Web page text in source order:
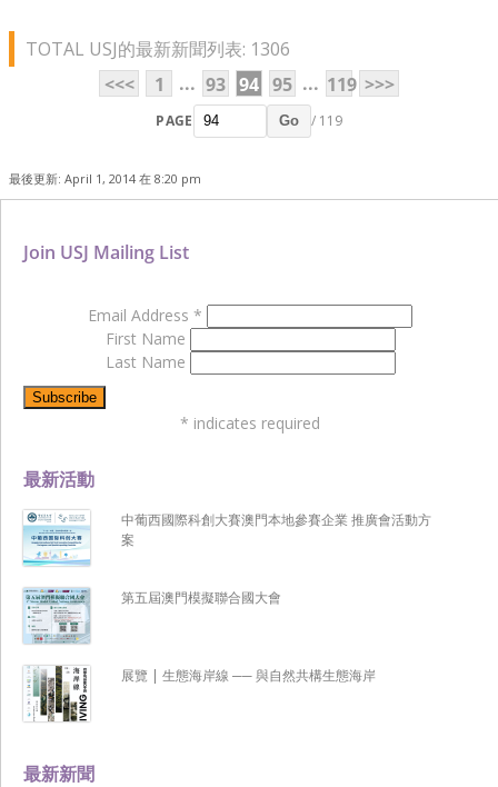
TOTAL USJ的最新新聞列表: 1306
<<<
1 ... 93 94 95 ... 119 >>>
PAGE Go / 119
最後更新: April 1, 2014 在 8:20 pm
最新新聞
最新活動
中葡西國際科創大賽澳門本地參賽企業 推廣會活動方
案
第五屆澳門模擬聯合國大會
展覽 | 生態海岸線 ── 與自然共構生態海岸
Join USJ Mailing List
Email Address *
First Name
Last Name
* indicates required